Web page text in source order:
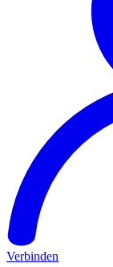
Verbinden